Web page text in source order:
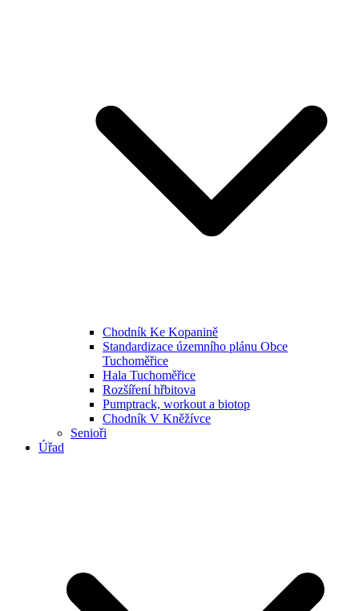
Chodník Ke Kopanině
Standardizace územního plánu Obce
Tuchoměřice
Hala Tuchoměřice
Rozšíření hřbitova
Pumptrack, workout a biotop
Chodník V Kněžívce
Senioři
Úřad